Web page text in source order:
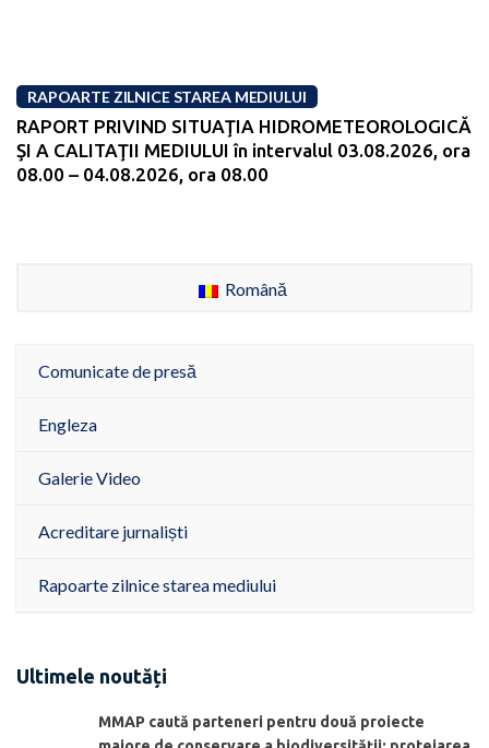
RAPOARTE ZILNICE STAREA MEDIULUI
RAPORT PRIVIND SITUAŢIA HIDROMETEOROLOGICĂ
ŞI A CALITAŢII MEDIULUI în intervalul 03.08.2026, ora
08.00 – 04.08.2026, ora 08.00
Română
Comunicate de presă
Engleza
Galerie Video
Acreditare jurnaliști
Rapoarte zilnice starea mediului
Ultimele noutăți
MMAP caută parteneri pentru două proiecte